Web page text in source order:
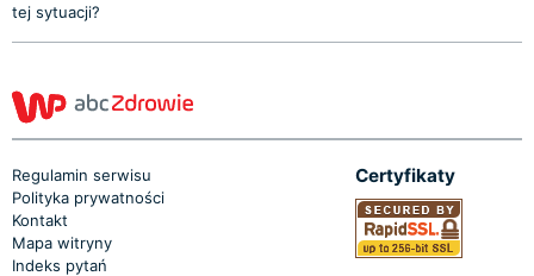
tej sytuacji?
Regulamin serwisu
Polityka prywatności
Kontakt
Mapa witryny
Indeks pytań
Certyfikaty